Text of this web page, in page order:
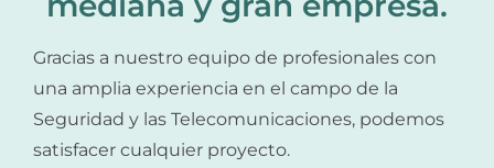
Gracias a nuestro equipo de profesionales con
una amplia experiencia en el campo de la
Seguridad y las Telecomunicaciones, podemos
satisfacer cualquier proyecto.